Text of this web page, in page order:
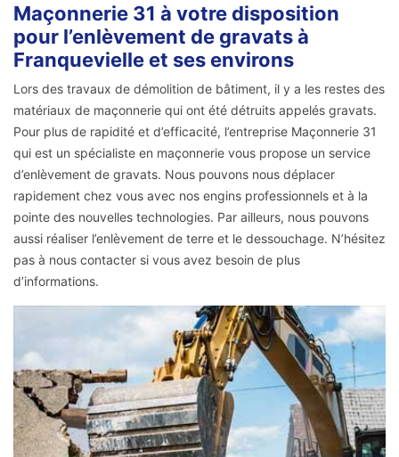
Maçonnerie 31 à votre disposition
pour l’enlèvement de gravats à
Franquevielle et ses environs
Lors des travaux de démolition de bâtiment, il y a les restes des
matériaux de maçonnerie qui ont été détruits appelés gravats.
Pour plus de rapidité et d’efficacité, l’entreprise Maçonnerie 31
qui est un spécialiste en maçonnerie vous propose un service
d’enlèvement de gravats. Nous pouvons nous déplacer
rapidement chez vous avec nos engins professionnels et à la
pointe des nouvelles technologies. Par ailleurs, nous pouvons
aussi réaliser l’enlèvement de terre et le dessouchage. N’hésitez
pas à nous contacter si vous avez besoin de plus
d’informations.